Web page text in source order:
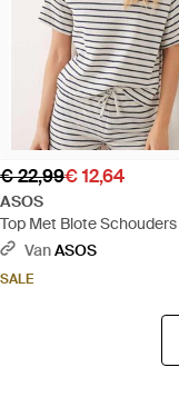
€ 22,99€ 12,64
ASOS
Top Met Blote
Zwart-Witte Strepen, Deel
VanASOS
SALE